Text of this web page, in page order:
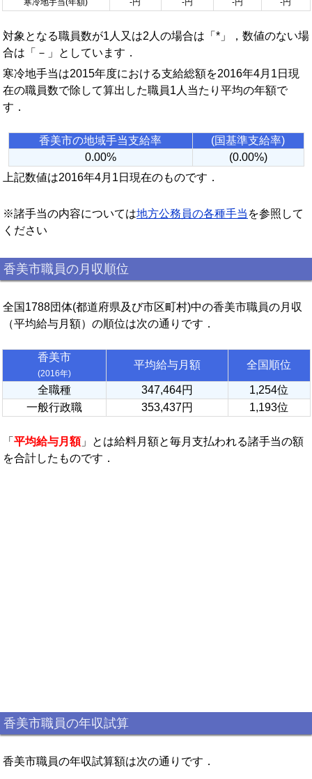
寒冷地手当(年額)
-円 -円 -円 -円
対象となる職員数が1人又は2人の場合は「*」，数値のない場
合は「－」としています．
寒冷地手当は2015年度における支給総額を2016年4月1日現
在の職員数で除して算出した職員1人当たり平均の年額で
す．
香美市の地域手当支給率
(国基準支給率)
0.00%
(0.00%)
上記数値は2016年4月1日現在のものです．
※諸手当の内容については地方公務員の各種手当 を参照して
ください
香美市職員の月収順位
全国1788団体(都道府県及び市区町村)中の香美市職員の月収
（平均給与月額）の順位は次の通りです．
香美市
(2016年)
平均給与月額 全国順位
全職種 347,464円
1,254位
一般行政職
353,437円 1,193位
「 平均給与月額」とは給料月額と毎月支払われる諸手当の額
を合計したものです．
香美市職員の年収試算
香美市職員の年収試算額は次の通りです．